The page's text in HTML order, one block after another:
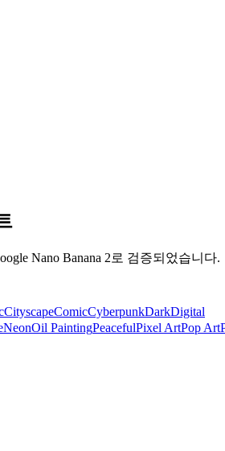
Nano Banana 2로 검증되었습니다.
CityscapeComicCyberpunkDarkDigital
NeonOil PaintingPeacefulPixel ArtPop Art